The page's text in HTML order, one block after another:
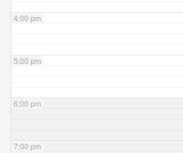
4:00 pm
5:00 pm
6:00 pm
7:00 pm